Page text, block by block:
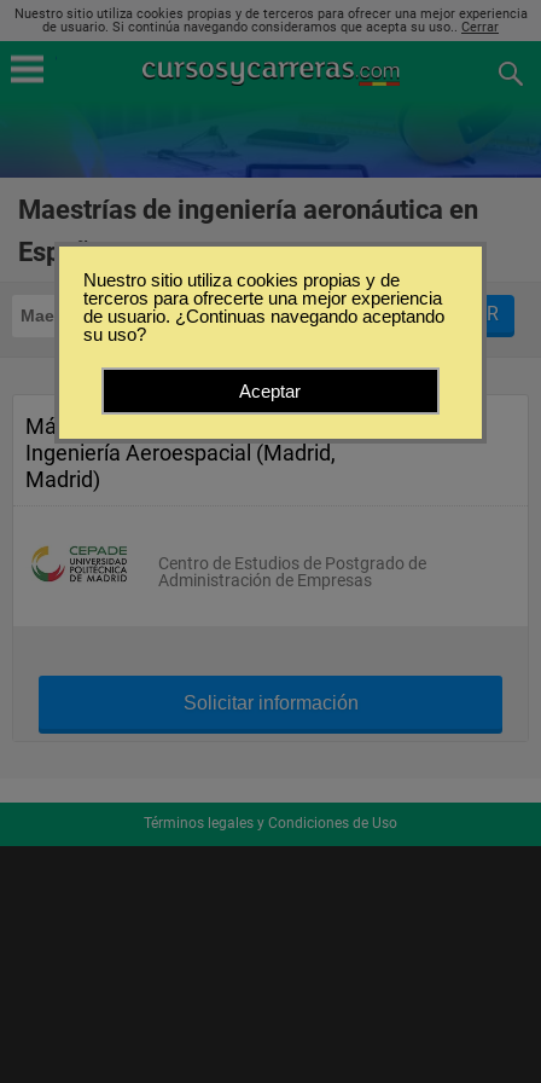
Nuestro sitio utiliza cookies propias y de terceros para ofrecer una mejor experiencia
de usuario. Si continúa navegando consideramos que acepta su uso.. Cerrar
Maestrías de ingeniería aeronáutica en
España
Maestrías Ingeniería Aeronáutica FILTRAR
Máster Universitario en
Ingeniería Aeroespacial (Madrid,
Madrid)
Centro de Estudios de Postgrado de
Administración de Empresas
Solicitar información
Términos legales y Condiciones de Uso
Nuestro sitio utiliza cookies propias y de
terceros para ofrecerte una mejor experiencia
de usuario. ¿Continuas navegando aceptando
su uso?
Aceptar